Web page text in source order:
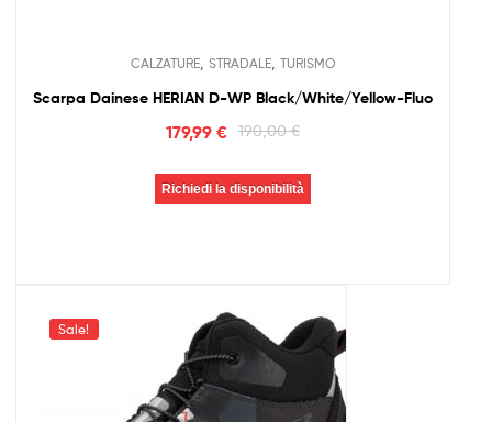
CALZATURE, STRADALE, TURISMO
Scarpa Dainese HERIAN D-WP Black/White/Yellow-Fluo
190,00€
179,99€
Richiedi la disponibilità
Sale!